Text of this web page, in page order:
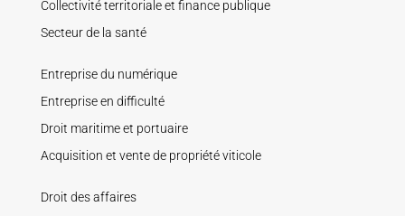
Collectivité territoriale et finance publique
Secteur de la santé
Entreprise du numérique
Entreprise en difficulté
Droit maritime et portuaire
Acquisition et vente de propriété viticole
Droit des affaires